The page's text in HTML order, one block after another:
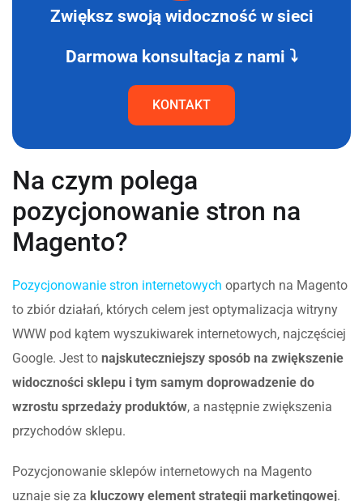
Zwiększ swoją widoczność w sieci
Darmowa konsultacja z nami ⤵
KONTAKT
Na czym polega
pozycjonowanie stron na
Magento?
Pozycjonowanie stron internetowych opartych na Magento
to zbiór działań, których celem jest optymalizacja witryny
WWW pod kątem wyszukiwarek internetowych, najczęściej
Google. Jest to najskuteczniejszy sposób na zwiększenie
widoczności sklepu i tym samym doprowadzenie do
wzrostu sprzedaży produktów, a następnie zwiększenia
przychodów sklepu.
Pozycjonowanie sklepów internetowych na Magento
uznaje się za kluczowy element strategii marketingowej.